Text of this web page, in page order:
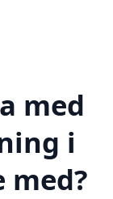
med
i